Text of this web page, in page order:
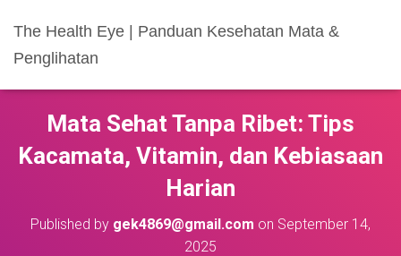
The Health Eye | Panduan Kesehatan Mata &
Penglihatan
Mata Sehat Tanpa Ribet: Tips
Kacamata, Vitamin, dan Kebiasaan
Harian
Published by gek4869@gmail.com on September 14,
2025